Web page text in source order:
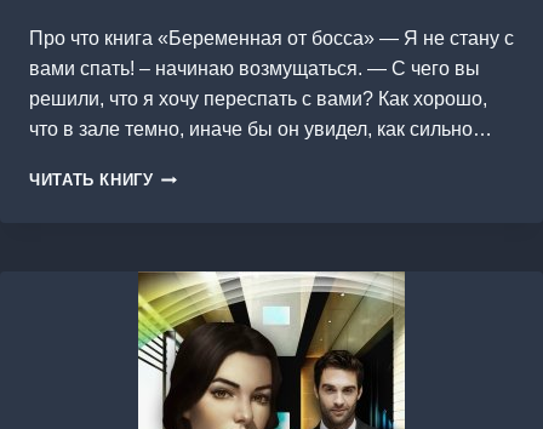
Про что книга «Беременная от босса» — Я не стану с
вами спать! – начинаю возмущаться. — С чего вы
решили, что я хочу переспать с вами? Как хорошо,
что в зале темно, иначе бы он увидел, как сильно…
ЧИТАТЬ КНИГУ БЕРЕМЕННАЯ